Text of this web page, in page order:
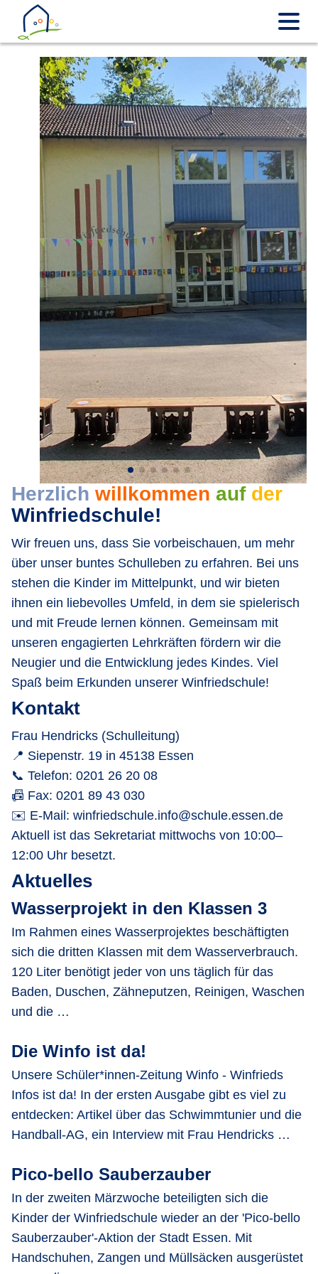
Herzlich willkommen auf der
Winfriedschule!
Wir freuen uns, dass Sie vorbeischauen, um mehr
über unser buntes Schulleben zu erfahren. Bei uns
stehen die Kinder im Mittelpunkt, und wir bieten
ihnen ein liebevolles Umfeld, in dem sie spielerisch
und mit Freude lernen können. Gemeinsam mit
unseren engagierten Lehrkräften fördern wir die
Neugier und die Entwicklung jedes Kindes. Viel
Spaß beim Erkunden unserer Winfriedschule!
Kontakt
Frau Hendricks (Schulleitung)
📍 Siepenstr. 19 in 45138 Essen
📞 Telefon: 0201 26 20 08
📠 Fax: 0201 89 43 030
✉️ E-Mail: winfriedschule.info@schule.essen.de
Aktuell ist das Sekretariat mittwochs von 10:00–
12:00 Uhr besetzt.
Aktuelles
Wasserprojekt in den Klassen 3
Im Rahmen eines Wasserprojektes beschäftigten
sich die dritten Klassen mit dem Wasserverbrauch.
120 Liter benötigt jeder von uns täglich für das
Baden, Duschen, Zähneputzen, Reinigen, Waschen
und die …
Die Winfo ist da!
Unsere Schüler*innen-Zeitung Winfo - Winfrieds
Infos ist da! In der ersten Ausgabe gibt es viel zu
entdecken: Artikel über das Schwimmtunier und die
Handball-AG, ein Interview mit Frau Hendricks …
Pico-bello Sauberzauber
In der zweiten Märzwoche beteiligten sich die
Kinder der Winfriedschule wieder an der 'Pico-bello
Sauberzauber'-Aktion der Stadt Essen. Mit
Handschuhen, Zangen und Müllsäcken ausgerüstet